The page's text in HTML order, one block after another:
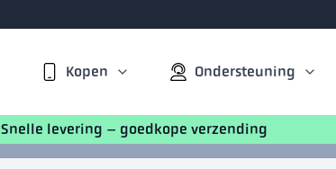
Kopen Ondersteuning
Snelle levering – goedkope verzending